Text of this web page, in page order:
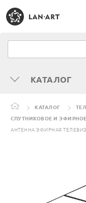
КАТАЛОГ
КАТАЛОГ
СПУТНИКОВОЕ И
АНТЕННА ЭФИРНАЯ